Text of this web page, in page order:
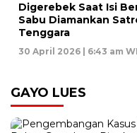
Digerebek Saat Isi
Sabu Diamankan
Tenggara
30 April 2026 | 6:43 am
GAYO LUES